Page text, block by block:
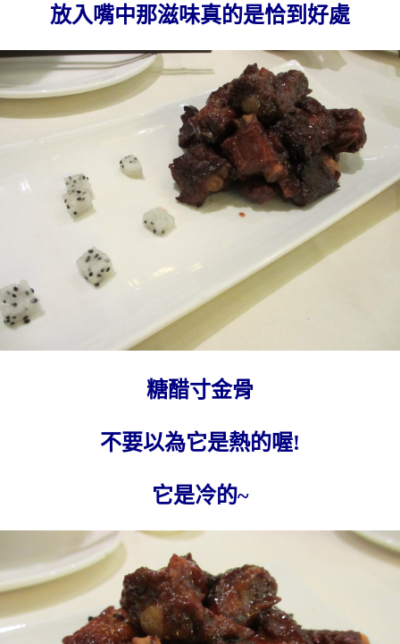
放入嘴中那滋味真的是恰到好處
糖醋寸金骨
不要以為它是熱的喔!
它是冷的~